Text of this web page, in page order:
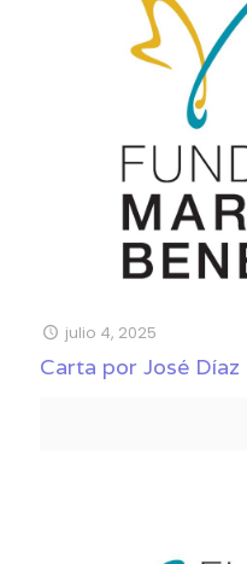
julio 4, 2025
Carta por José Díaz